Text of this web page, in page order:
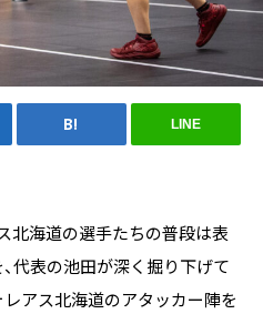
LINE
北海道の選手たちの普段は表
代表の池田が深く掘り下げて
レアス北海道のアタッカー陣を